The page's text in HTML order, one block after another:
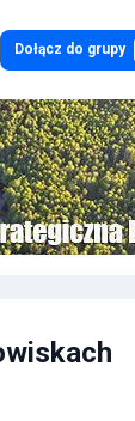
Dołącz do grupy